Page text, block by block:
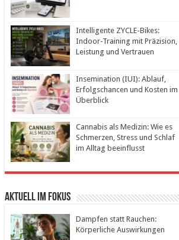
Intelligente ZYCLE-Bikes:
Indoor-Training mit Präzision,
Leistung und Vertrauen
Insemination (IUI): Ablauf,
Erfolgschancen und Kosten im
Überblick
Cannabis als Medizin: Wie es
Schmerzen, Stress und Schlaf
im Alltag beeinflusst
Aktuell im Fokus
Dampfen statt Rauchen:
Körperliche Auswirkungen